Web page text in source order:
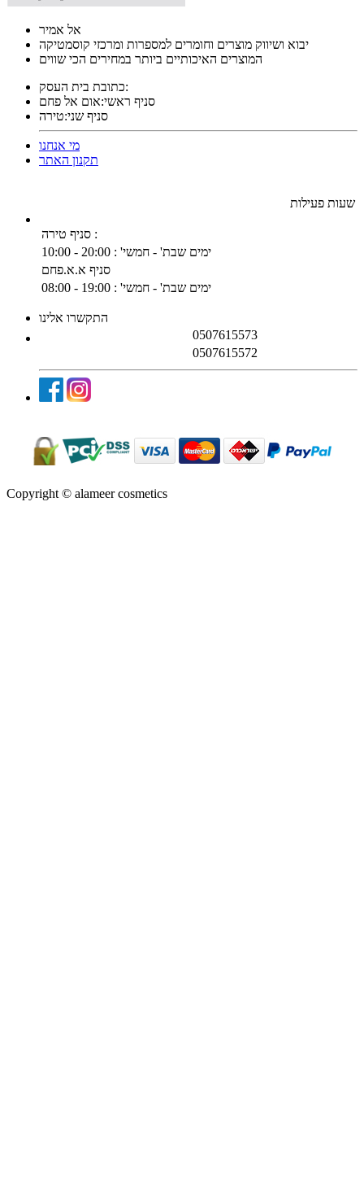
אל אמיר
יבוא ושיווק מוצרים וחומרים למספרות ומרכזי קוסמטיקה
המוצרים האיכותיים ביותר במחירים הכי שווים
כתובת בית העסק:
סניף ראשי:אום אל פחם
סניף שני:טירה
מי אנחנו
תקנון האתר
שעות פעילות
סניף טירה :
ימים שבת' - חמשי' : 20:00 - 10:00
סניף א.א.פחם
ימים שבת' - חמשי' : 19:00 - 08:00
התקשרו אלינו
0507615573
0507615572
Copyright © alameer cosmetics